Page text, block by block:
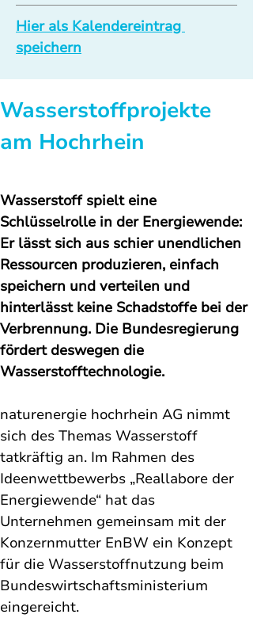
Hier als Kalendereintrag
speichern
Wasserstoffprojekte
am Hochrhein
Wasserstoff spielt eine
Schlüsselrolle in der Energiewende:
Er lässt sich aus schier unendlichen
Ressourcen produzieren, einfach
speichern und verteilen und
hinterlässt keine Schadstoffe bei der
Verbrennung. Die Bundesregierung
fördert deswegen die
Wasserstofftechnologie.
naturenergie hochrhein AG nimmt
sich des Themas Wasserstoff
tatkräftig an. Im Rahmen des
Ideenwettbewerbs „Reallabore der
Energiewende“ hat das
Unternehmen gemeinsam mit der
Konzernmutter EnBW ein Konzept
für die Wasserstoffnutzung beim
Bundeswirtschaftsministerium
eingereicht.